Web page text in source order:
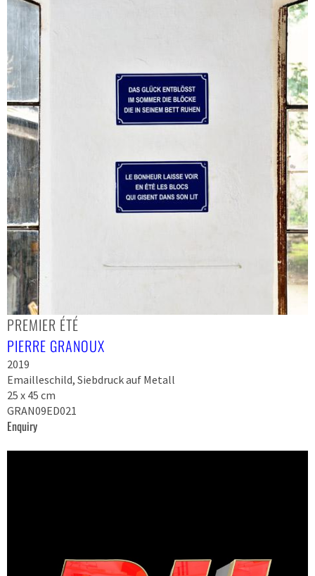
PREMIER ÉTÉ
PIERRE GRANOUX
2019
Emailleschild, Siebdruck auf Metall
25 x 45 cm
GRAN09ED021
Enquiry